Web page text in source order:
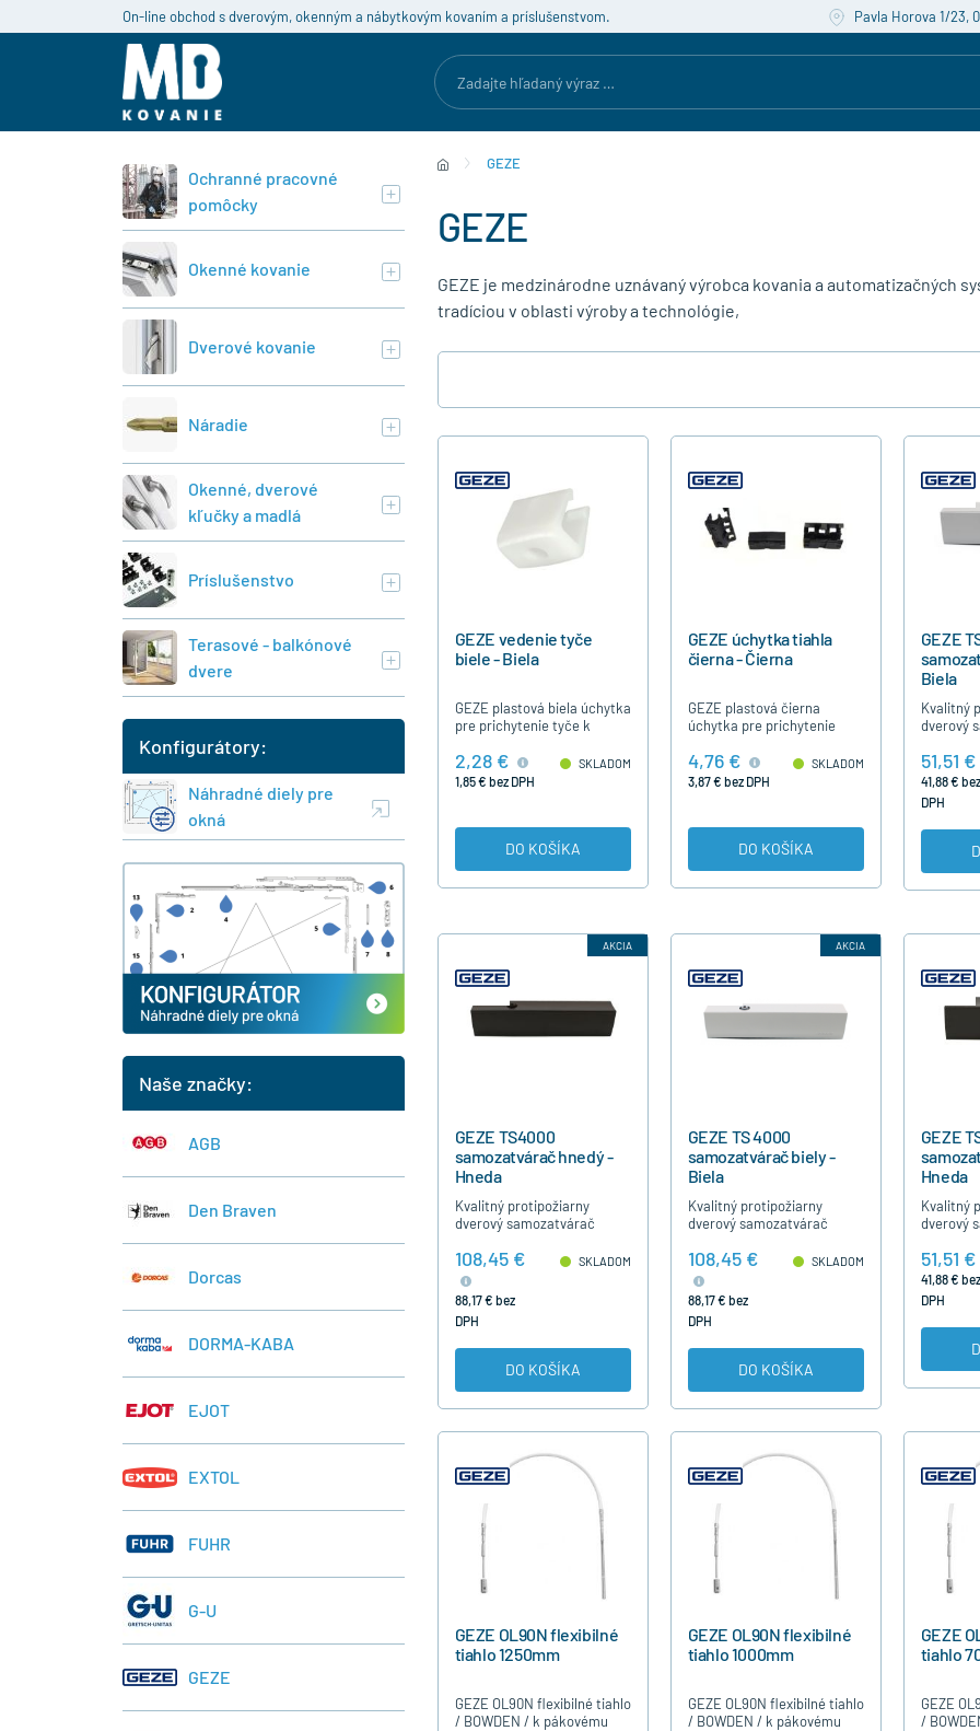
On-line obchod s dverovým, okenným a nábytkovým kovaním a príslušenstvom. Pavla Horova 1/23,
GEZE
GEZE
GEZE je medzinárodne uznávaný výrobca kovania a automatizačných
tradíciou v oblasti výroby a technológie,
GEZE vedenie tyče
biele - Biela
GEZE plastová biela úchytka
pre prichytenie tyče k
OL90N.
2,28 €
1,85 € bez DPH
SKLADOM
DO KOŠÍKA
GEZE úchytka tiahla
čierna - Čierna
GEZE plastová čierna
úchytka pre prichytenie
BOWDENU / k pákovému
zatváraču GEZE OL90N.
4,76 €
3,87 € bez DPH
SKLADOM
DO KOŠÍKA
GEZE
Biela
Kvalitný
dverový
pre
dvere
51,51 €
41,88 € bez
DPH
AKCIA
GEZE TS4000
samozatvárač hnedý -
Hneda
Kvalitný protipožiarny
dverový samozatvárač
štandartné vchodové dvere
má nastaviteľnú silu
zatvárania, rýchlosť…
108,45 €
88,17 € bez
DPH
SKLADOM
DO KOŠÍKA
AKCIA
GEZE TS 4000
samozatvárač biely -
Biela
Kvalitný protipožiarny
dverový samozatvárač
štandartné vchodové dvere
má nastaviteľnú silu
zatvárania, rýchlosť…
108,45 €
88,17 € bez
DPH
SKLADOM
DO KOŠÍKA
GEZE
Hneda
Kvalitný
dverový
pre
dvere
51,51 €
41,88 € bez
DPH
GEZE OL90N flexibilné
tiahlo 1250mm
GEZE OL90N flexibilné tiahlo
/ BOWDEN / k pákovému
GEZE OL90N flexibilné
tiahlo 1000mm
GEZE OL90N flexibilné tiahlo
/ BOWDEN / k pákovému
GEZE
tiahlo
GEZE
/
Ochranné pracovné
pomôcky
Okenné kovanie
Dverové kovanie
Náradie
Okenné, dverové
kľučky a madlá
Príslušenstvo
Terasové - balkónové
dvere
Konfigurátory:
Náhradné diely pre
okná
Naše značky:
AGB
Den Braven
Dorcas
DORMA-KABA
EJOT
EXTOL
FUHR
G-U
GEZE